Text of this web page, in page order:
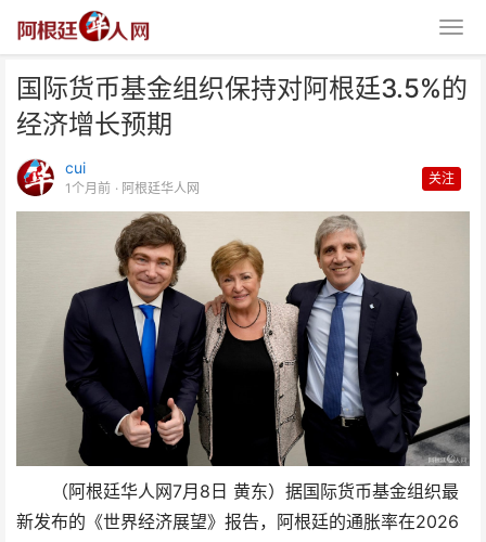
国际货币基金组织保持对阿根廷3.5%的
经济增长预期
cui
1个月前 · 阿根廷华人网
关注
（阿根廷华人网7月8日 黄东）据国际货币基金组织最
新发布的《世界经济展望》报告，阿根廷的通胀率在2026
国际货币基金组织保持对阿根廷
3.5%的经济增长预期